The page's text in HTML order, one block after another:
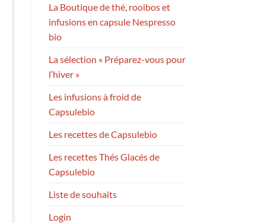
La Boutique de thé, rooibos et
infusions en capsule Nespresso
bio
La sélection « Préparez-vous pour
l’hiver »
Les infusions à froid de
Capsulebio
Les recettes de Capsulebio
Les recettes Thés Glacés de
Capsulebio
Liste de souhaits
Login